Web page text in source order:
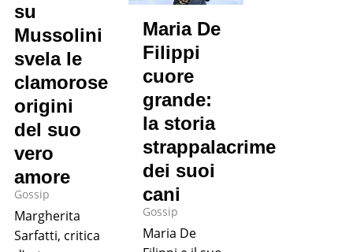
su
Mussolini
svela le
clamorose
origini
del suo
vero
amore
Gossip
Margherita
Sarfatti, critica
Maria De
Filippi
cuore
grande:
la storia
strappalacrime
dei suoi
cani
Gossip
Maria De